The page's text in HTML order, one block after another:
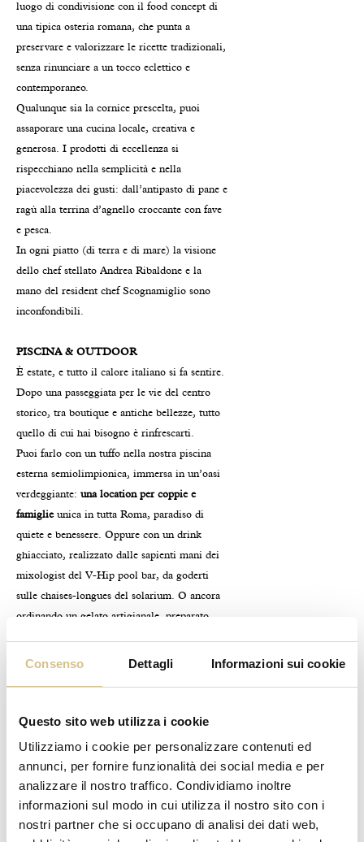
Consenso Dettagli Informazioni sui cookie
Questo sito web utilizza i cookie
Utilizziamo i cookie per personalizzare contenuti ed
annunci, per fornire funzionalità dei social media e per
analizzare il nostro traffico. Condividiamo inoltre
informazioni sul modo in cui utilizza il nostro sito con i
nostri partner che si occupano di analisi dei dati web,
luogo di condivisione con il food concept di
una tipica osteria romana, che punta a
preservare e valorizzare le ricette tradizionali,
senza rinunciare a un tocco eclettico e
contemporaneo.
Qualunque sia la cornice prescelta, puoi
assaporare una cucina locale, creativa e
generosa. I prodotti di eccellenza si
rispecchiano nella semplicità e nella
piacevolezza dei gusti: dall’antipasto di pane e
ragù alla terrina d’agnello croccante con fave
e pesca.
In ogni piatto (di terra e di mare) la visione
dello chef stellato Andrea Ribaldone e la
mano del resident chef Scognamiglio sono
inconfondibili.
PISCINA & OUTDOOR
È estate, e tutto il calore italiano si fa sentire.
Dopo una passeggiata per le vie del centro
storico, tra boutique e antiche bellezze, tutto
quello di cui hai bisogno è rinfrescarti.
Puoi farlo con un tuffo nella nostra piscina
esterna semiolimpionica, immersa in un’oasi
verdeggiante: una location per coppie e
famiglieunica in tutta Roma, paradiso di
quiete e benessere. Oppure con un drink
ghiacciato, realizzato dalle sapienti mani dei
mixologist del V-Hip pool bar, da goderti
sulle chaises-longues del solarium. O ancora
ordinando un gelato artigianale, preparato
nostro carretto alla siciliana a bordo piscina.
soggiorno breve o una vacanza a quattro stelle
SPORT & BENESSERE
A Hotel Villa Pamphili la filosofia del
benessere è al centro di tutto: cerchiamo il